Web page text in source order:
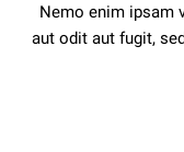
Nemo enim ipsam
aut odit aut fugit,